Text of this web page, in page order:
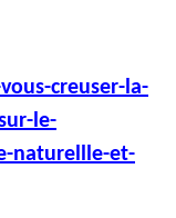
creuser-la-
le-
naturellle-et-